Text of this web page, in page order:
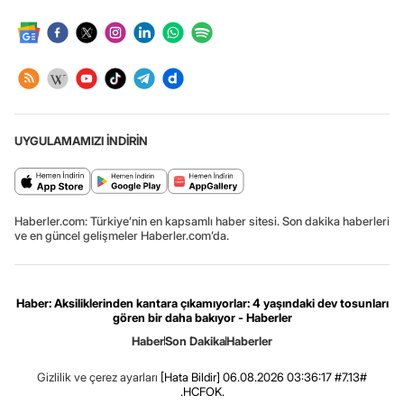
UYGULAMAMIZI İNDİRİN
Haberler.com: Türkiye’nin en kapsamlı haber sitesi. Son dakika haberleri
ve en güncel gelişmeler Haberler.com’da.
Haber: Aksiliklerinden kantara çıkamıyorlar: 4 yaşındaki dev tosunları
gören bir daha bakıyor - Haberler
HaberSon DakikaHaberler
Gizlilik ve çerez ayarları [Hata Bildir] 06.08.2026 03:36:17 #7.13#
.HCFOK.